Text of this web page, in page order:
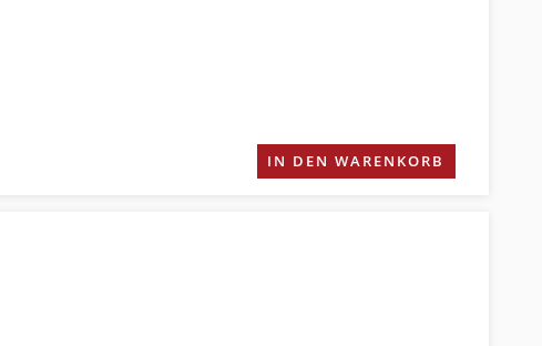
IN DEN WARENKORB